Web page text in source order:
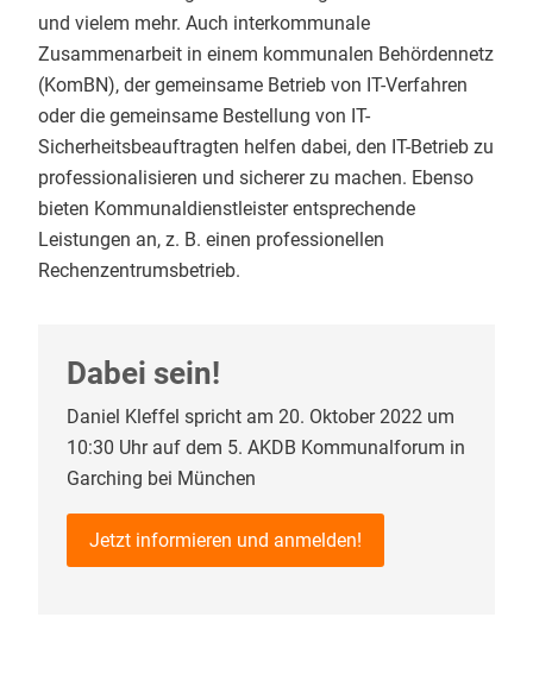
und vielem mehr. Auch interkommunale
Zusammenarbeit in einem kommunalen Behördennetz
(KomBN), der gemeinsame Betrieb von IT-Verfahren
oder die gemeinsame Bestellung von IT-
Sicherheitsbeauftragten helfen dabei, den IT-Betrieb zu
professionalisieren und sicherer zu machen. Ebenso
bieten Kommunaldienstleister entsprechende
Leistungen an, z. B. einen professionellen
Rechenzentrumsbetrieb.
Dabei sein!
Daniel Kleffel spricht am 20. Oktober 2022 um
10:30 Uhr auf dem 5. AKDB Kommunalforum in
Garching bei München
Jetzt informieren und anmelden!